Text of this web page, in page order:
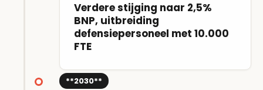
Verdere stijging naar 2,5%
BNP, uitbreiding
defensiepersoneel met 10.000
FTE
**2030**